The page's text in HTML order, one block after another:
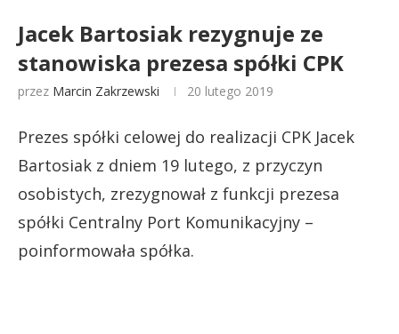
Jacek Bartosiak rezygnuje ze
stanowiska prezesa spółki CPK
przez Marcin Zakrzewski 20 lutego 2019
Prezes spółki celowej do realizacji CPK Jacek
Bartosiak z dniem 19 lutego, z przyczyn
osobistych, zrezygnował z funkcji prezesa
spółki Centralny Port Komunikacyjny –
poinformowała spółka.